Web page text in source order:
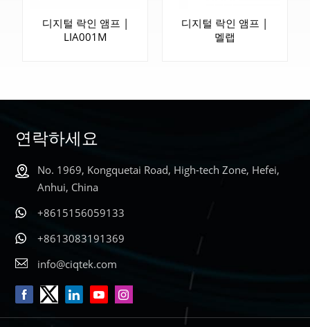
디지털 락인 앰프 |
LIA001M
더 알아보기
디지털 락인 앰프 |
멜랩
연락하세요
No. 1969, Kongquetai Road, High-tech Zone, Hefei,
Anhui, China
+8615156059133
+8613083191369
info@ciqtek.com